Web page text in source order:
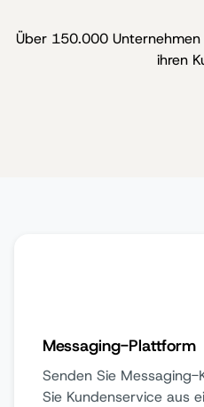
Über 150.000
ihren
Messaging-Plattform
Senden Sie
Sie Kundenservice aus